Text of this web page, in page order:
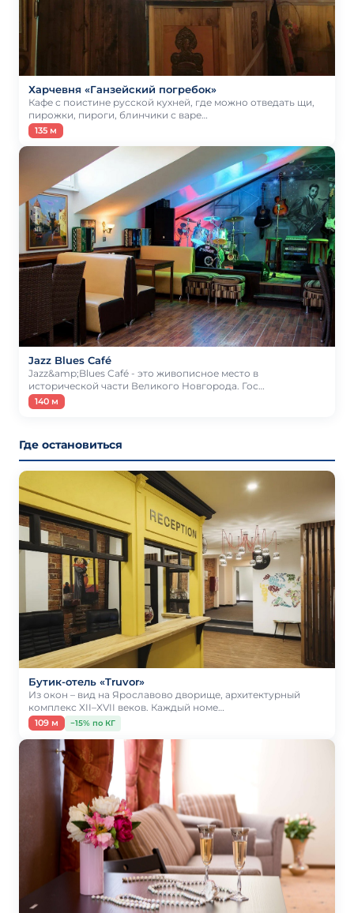
Харчевня «Ганзейский погребок»
Кафе с поистине русской кухней, где можно отведать щи,
пирожки, пироги, блинчики с варе…
135 м
Jazz Blues Café
Jazz&amp;Blues Café - это живописное место в
исторической части Великого Новгорода. Гос…
140 м
Где остановиться
Бутик-отель «Truvor»
Из окон – вид на Ярославово дворище, архитектурный
комплекс XII–XVII веков. Каждый номе…
109 м −15% по КГ